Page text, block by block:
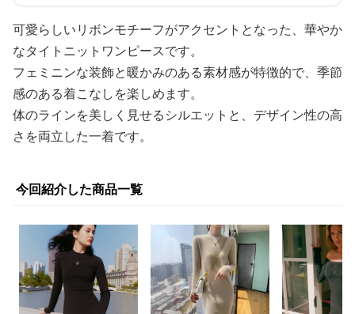
可愛らしいリボンモチーフがアクセントとなった、華やか
なタイトニットワンピースです。
フェミニンな装飾と暖かみのある素材感が特徴的で、季節
感のある着こなしを楽しめます。
体のラインを美しく見せるシルエットと、デザイン性の高
さを両立した一着です。
今回紹介した商品一覧